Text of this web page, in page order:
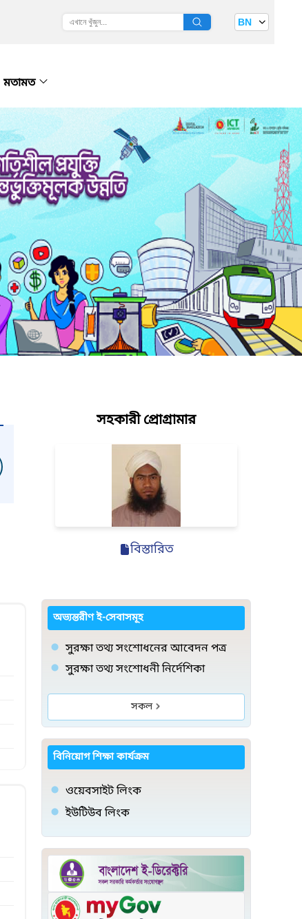
BN
মতামত
সহকারী প্রোগ্রামার
বিস্তারিত
অভ্যন্তরীণ ই-সেবাসমূহ
সুরক্ষা তথ্য সংশোধনের আবেদন পত্র
সুরক্ষা তথ্য সংশোধনী নির্দেশিকা
সকল
বিনিয়োগ শিক্ষা কার্যক্রম
ওয়েবসাইট লিংক
ইউটিউব লিংক